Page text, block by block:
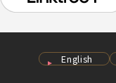
English